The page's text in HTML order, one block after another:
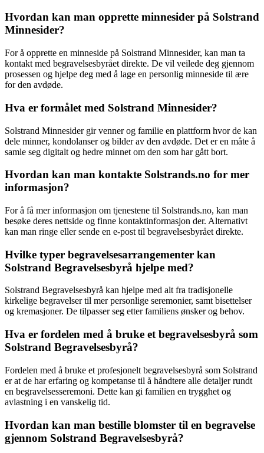
Hvordan kan man opprette minnesider på Solstrand
Minnesider?
For å opprette en minneside på Solstrand Minnesider, kan man ta
kontakt med begravelsesbyrået direkte. De vil veilede deg gjennom
prosessen og hjelpe deg med å lage en personlig minneside til ære
for den avdøde.
Hva er formålet med Solstrand Minnesider?
Solstrand Minnesider gir venner og familie en plattform hvor de kan
dele minner, kondolanser og bilder av den avdøde. Det er en måte å
samle seg digitalt og hedre minnet om den som har gått bort.
Hvordan kan man kontakte Solstrands.no for mer
informasjon?
For å få mer informasjon om tjenestene til Solstrands.no, kan man
besøke deres nettside og finne kontaktinformasjon der. Alternativt
kan man ringe eller sende en e-post til begravelsesbyrået direkte.
Hvilke typer begravelsesarrangementer kan
Solstrand Begravelsesbyrå hjelpe med?
Solstrand Begravelsesbyrå kan hjelpe med alt fra tradisjonelle
kirkelige begravelser til mer personlige seremonier, samt bisettelser
og kremasjoner. De tilpasser seg etter familiens ønsker og behov.
Hva er fordelen med å bruke et begravelsesbyrå som
Solstrand Begravelsesbyrå?
Fordelen med å bruke et profesjonelt begravelsesbyrå som Solstrand
er at de har erfaring og kompetanse til å håndtere alle detaljer rundt
en begravelsesseremoni. Dette kan gi familien en trygghet og
avlastning i en vanskelig tid.
Hvordan kan man bestille blomster til en begravelse
gjennom Solstrand Begravelsesbyrå?